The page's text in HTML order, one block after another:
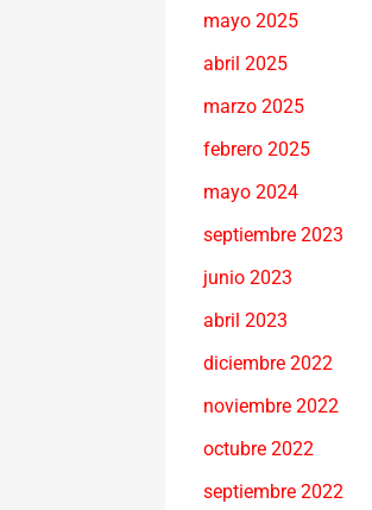
mayo 2025
abril 2025
marzo 2025
febrero 2025
mayo 2024
septiembre 2023
junio 2023
abril 2023
diciembre 2022
noviembre 2022
octubre 2022
septiembre 2022